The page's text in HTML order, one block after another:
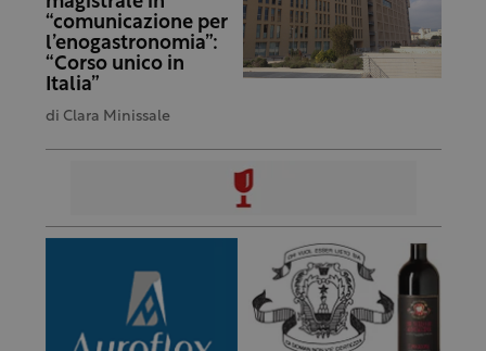
“comunicazione per
l’enogastronomia”:
“Corso unico in
Italia”
di Clara Minissale